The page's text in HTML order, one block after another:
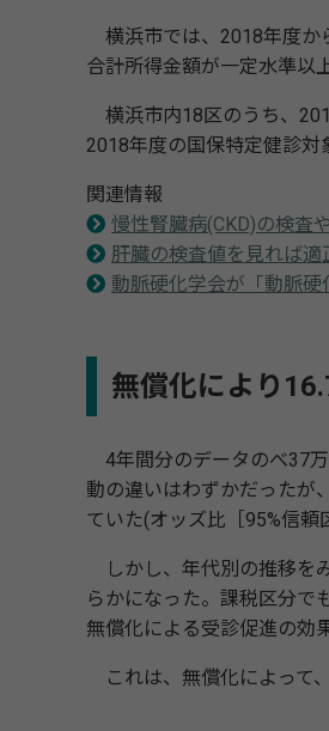
横浜市では、2018年度か
合計所得金額が一定水準以
横浜市内18区のうち、
2018年度の国保特定健診対
関連情報
慢性腎臓病(CKD)の検査
肝臓の検査値を見れば
動脈硬化学会が「動脈
無償化により
4年間分のデータのべ37
動の違いはわずかだったが
ていた(オッズ比［95%信頼
しかし、年代別の推移を
らかになった。課税区分で
無償化による受診促進の効
これは、無償化によって